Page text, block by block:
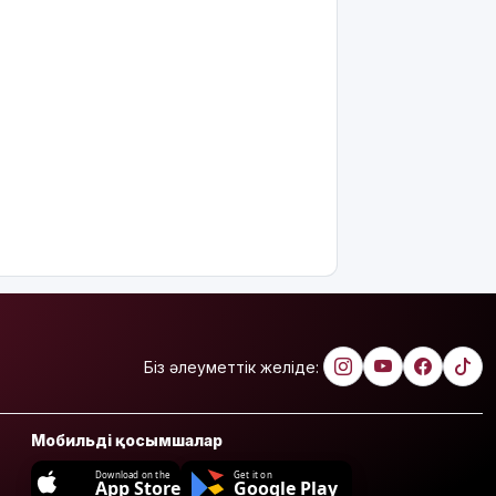
Біз әлеуметтік желіде:
Мобильді қосымшалар
Download on the
App Store
Get it on
Google Play